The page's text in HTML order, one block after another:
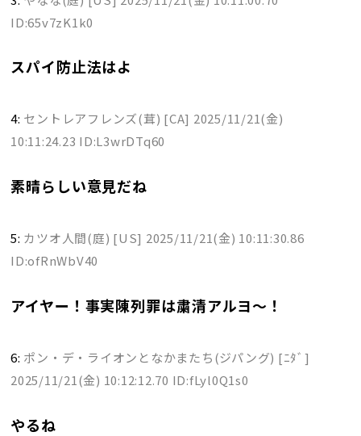
ID:65v7zK1k0
スパイ防止法はよ
4: セントレアフレンズ(茸) [CA] 2025/11/21(金)
10:11:24.23 ID:L3wrDTq60
素晴らしい意見だね
5: カツオ人間(庭) [US] 2025/11/21(金) 10:11:30.86
ID:ofRnWbV40
アイヤー！事実陳列罪は粛清アルヨ～！
6: ポン・デ・ライオンとなかまたち(ジパング) [ﾆﾀﾞ]
2025/11/21(金) 10:12:12.70 ID:fLyl0Q1s0
やるね